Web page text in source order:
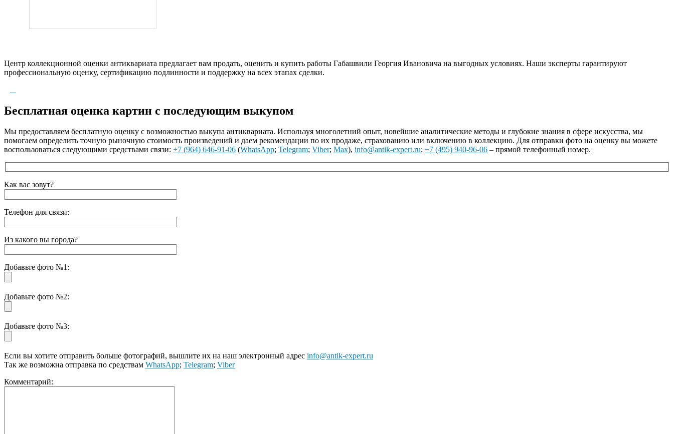
Центр коллекционной оценки антиквариата предлагает вам продать, оценить и купить работы Габашвили Георгия Ивановича на выгодных условиях. Наши эксперты гарантируют
профессиональную оценку, сертификацию подлинности и поддержку на всех этапах сделки.
Бесплатная оценка картин с последующим выкупом
Мы предоставляем бесплатную оценку с возможностью выкупа антиквариата. Используя многолетний опыт, новейшие аналитические методы и глубокие знания в сфере искусства, мы
помогаем определить точную рыночную стоимость произведений и даем рекомендации по их продаже, страхованию или включению в коллекцию. Для отправки фото на оценку вы можете
воспользоваться следующими средствами связи: +7 (964) 646-91-06 (WhatsApp; Telegram; Viber; Max), info@antik-expert.ru; +7 (495) 940-96-06 – прямой телефонный номер.
Как вас зовут?
Телефон для связи:
Из какого вы города?
Добавьте фото №1:
Добавьте фото №2:
Добавьте фото №3:
Если вы хотите отправить больше фотографий, вышлите их на наш электронный адрес info@antik-expert.ru
Так же возможна отправка по средствам WhatsApp; Telegram; Viber
Комментарий: